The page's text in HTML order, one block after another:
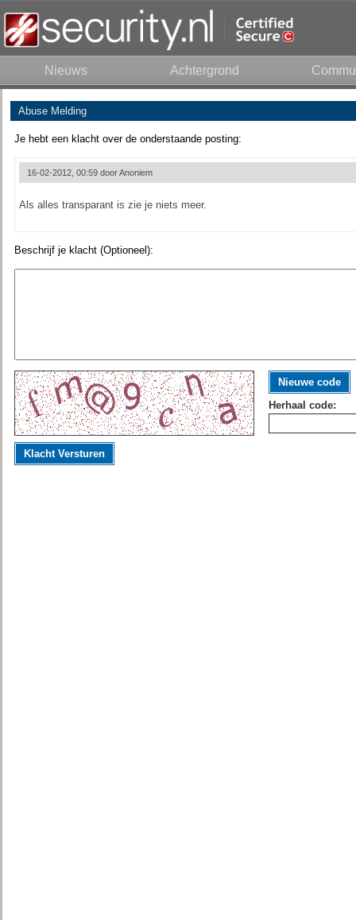
Nieuws Achtergrond
Abuse Melding
Je hebt een klacht over de onderstaande posting:
16-02-2012, 00:59 doorAnoniem
Als alles transparant is zie je niets meer.
Beschrijf je klacht (Optioneel):
Nieuwe code
Herhaal code:
Klacht Versturen